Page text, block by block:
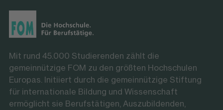
Mit rund 45.000 Studierenden zählt die
gemeinnützige FOM zu den größten Hochschulen
Europas. Initiiert durch die gemeinnützige Stiftung
für internationale Bildung und Wissenschaft
ermöglicht sie Berufstätigen, Auszubildenden,